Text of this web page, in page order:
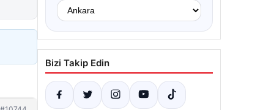
Bizi Takip Edin